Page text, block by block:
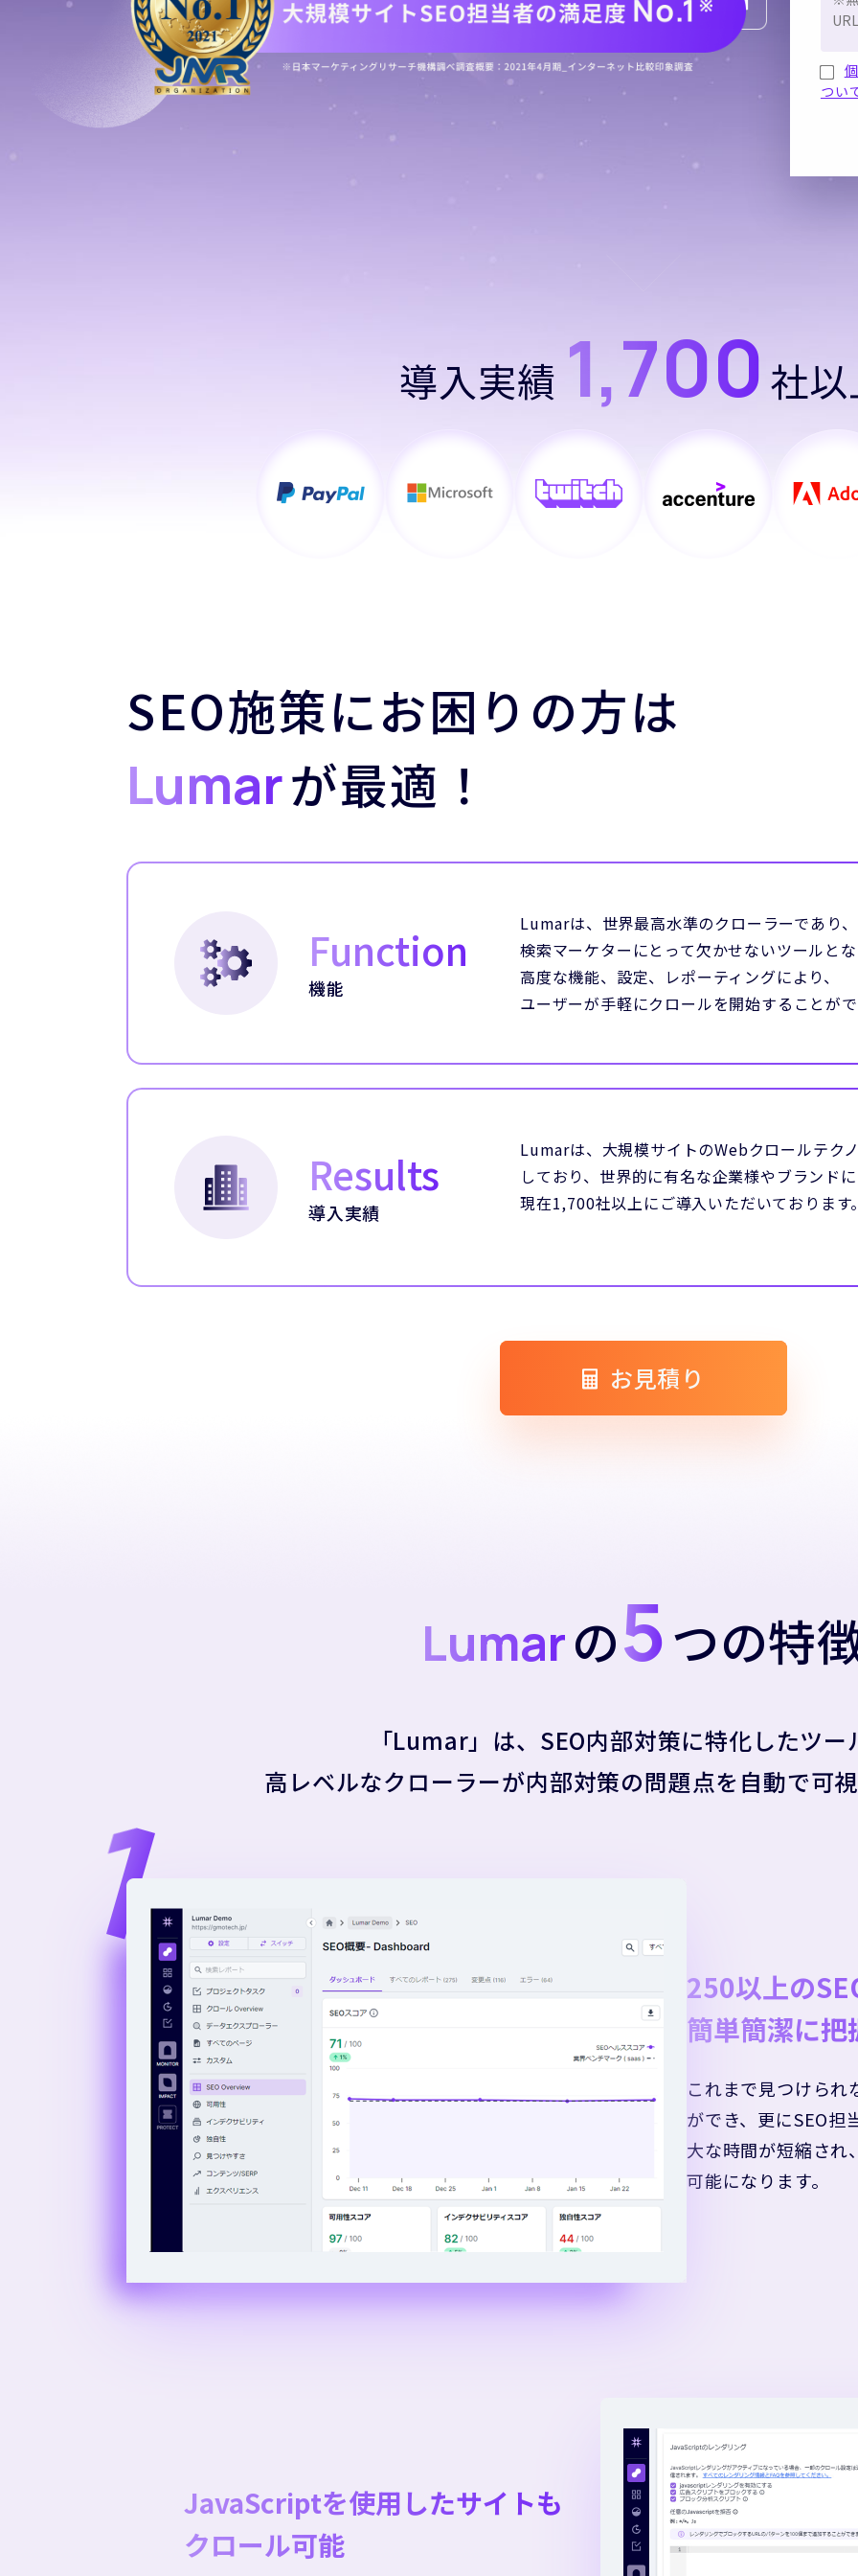
つい
導入実績 1,700 社
SEO施策にお困りの方は
Lumarが最適！
Function
機能
Lumarは、世界最高水準のクローラーであり、
検索マーケターにとって欠かせないツールと
高度な機能、設定、レポーティングにより、
ユーザーが手軽にクロールを開始することが
Results
導入実績
Lumarは、大規模サイトのWebクロールテク
しており、世界的に有名な企業様やブランド
現在1,700社以上にご導入いただいております
お見積り
Lumarの5つの特
「Lumar」は、SEO内部対策に特化したツー
高レベルなクローラーが内部対策の問題点を自動で可
250以上の
簡単簡潔に
これまで見つけら
ができ、更にSEO担
大な時間が短縮され
可能になります。
JavaScriptを使用したサイトも
クロール可能